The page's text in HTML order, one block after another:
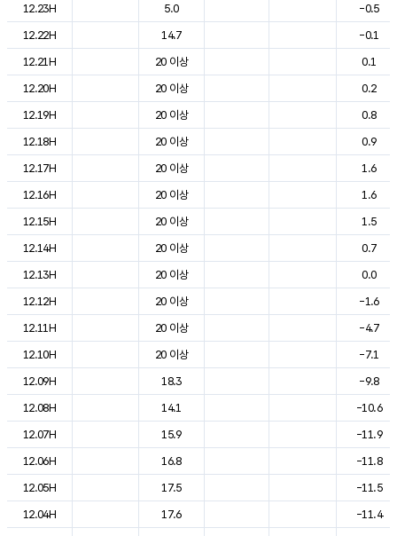
12.23H
5.0
-0.5
12.22H
14.7
-0.1
12.21H
20 이상
0.1
12.20H
20 이상
0.2
12.19H
20 이상
0.8
12.18H
20 이상
0.9
12.17H
20 이상
1.6
12.16H
20 이상
1.6
12.15H
20 이상
1.5
12.14H
20 이상
0.7
12.13H
20 이상
0.0
12.12H
20 이상
-1.6
12.11H
20 이상
-4.7
12.10H
20 이상
-7.1
12.09H
18.3
-9.8
12.08H
14.1
-10.6
12.07H
15.9
-11.9
12.06H
16.8
-11.8
12.05H
17.5
-11.5
12.04H
17.6
-11.4